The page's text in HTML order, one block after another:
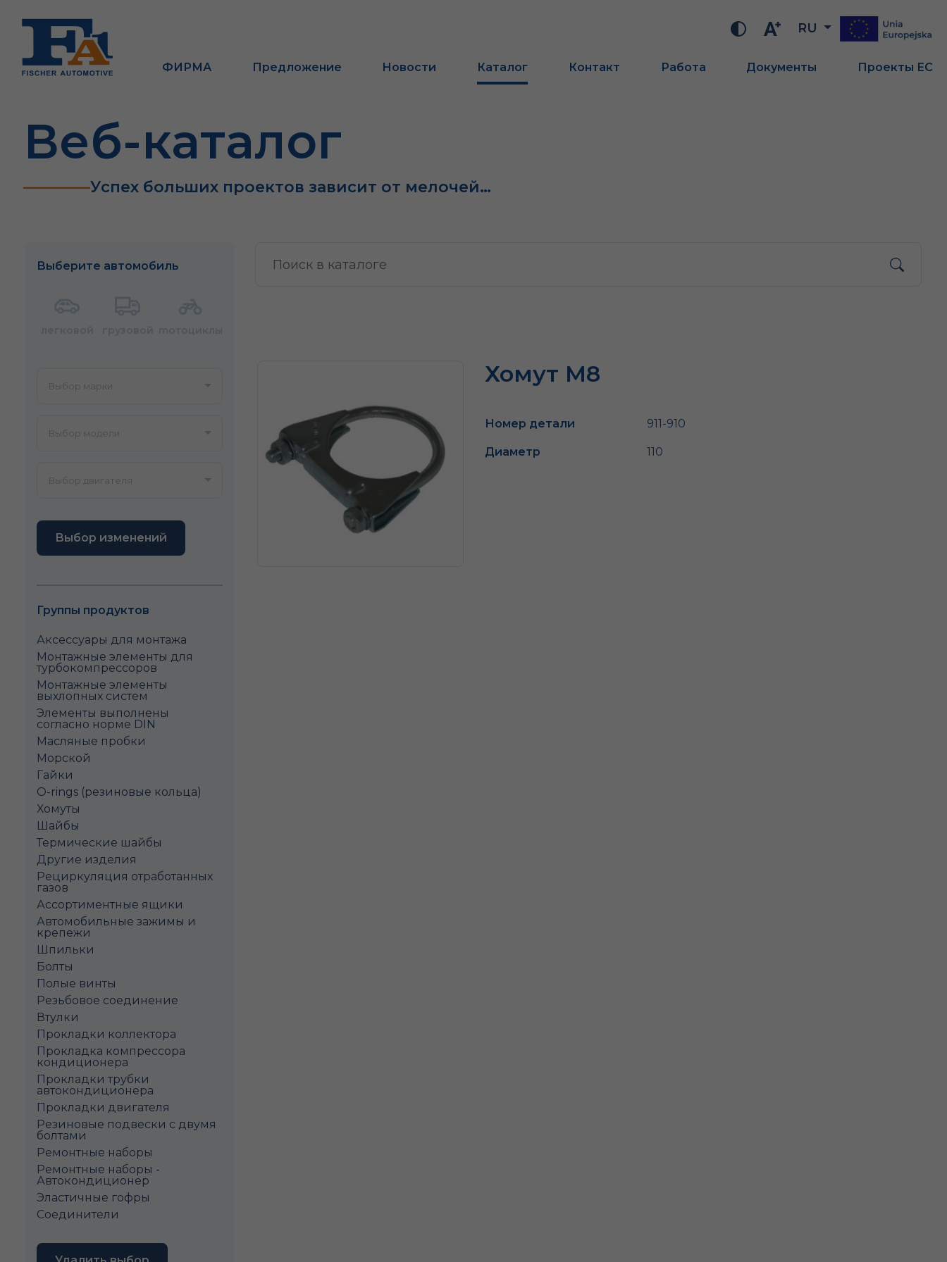
RU
ФИРМА Предложение Новости Каталог Контакт Работа Документы Проекты ЕС
Веб-каталог
Успех больших проектов зависит от мелочей…
Выберите автомобиль
Выбор изменений
Группы продуктов
Аксессуары для монтажа
Монтажные элементы для
турбокомпрессоров
Монтажные элементы
выхлопных систем
Элементы выполнены
согласно норме DIN
Масляные пробки
Морской
Гайки
O-rings (резиновые кольца)
Хомуты
Шайбы
Термические шайбы
Другие изделия
Рециркуляция отработанных
газов
Ассортиментные ящики
Автомобильные зажимы и
крепежи
Шпильки
Болты
Полые винты
Pезьбовое соединение
Втулки
Прокладки коллектора
Прокладка компрессора
кондиционера
Прокладки трубки
автокондиционера
Прокладки двигателя
Резиновые подвески с двумя
болтами
Ремонтные наборы
Ремонтные наборы -
Автокондиционер
Эластичные гофры
Соединители
Хомут M8
Номер детали 911-910
Диаметр 110